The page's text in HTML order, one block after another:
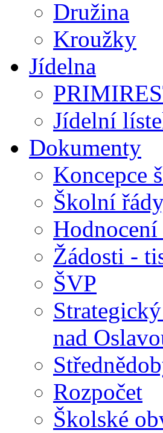
Družina
Kroužky
Jídelna
Jídelní
Dokumenty
Koncepce
Školní
Žádosti -
ŠVP
nad
Rozpočet
Školské